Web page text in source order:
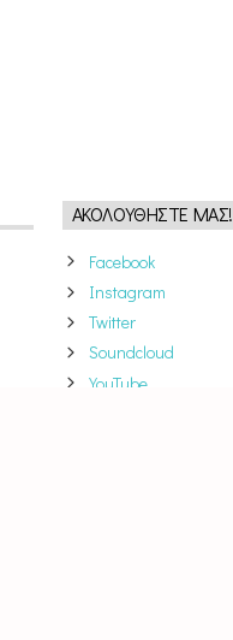
ΑΚΟΛΟΥΘΉΣΤΕ ΜΑΣ!
Facebook
Instagram
Twitter
Soundcloud
YouTube